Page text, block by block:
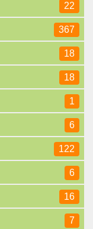
22
367
18
18
1
6
122
6
16
7